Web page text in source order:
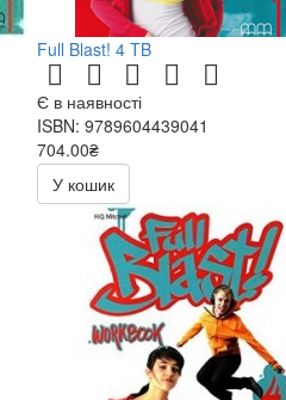
Full Blast! 4 TB
Є в наявності
ISBN: 9789604439041
704.00₴
У кошик